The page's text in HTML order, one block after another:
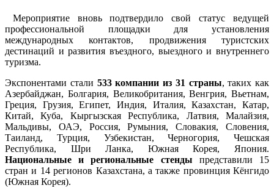
Мероприятие вновь подтвердило свой статус ведущей
профессиональной площадки для установления
международных контактов, продвижения туристских
дестинаций и развития въездного, выездного и внутреннего
туризма.
Экспонентами стали 533 компании из 31 страны, таких как
Азербайджан, Болгария, Великобритания, Венгрия, Вьетнам,
Греция, Грузия, Египет, Индия, Италия, Казахстан, Катар,
Китай, Куба, Кыргызская Республика, Латвия, Малайзия,
Мальдивы, ОАЭ, Россия, Румыния, Словакия, Словения,
Таиланд, Турция, Узбекистан, Черногория, Чешская
Республика, Шри Ланка, Южная Корея, Япония.
Национальные и региональные стенды представили 15
стран и 14 регионов Казахстана, а также провинция Кёнгидо
(Южная Корея).